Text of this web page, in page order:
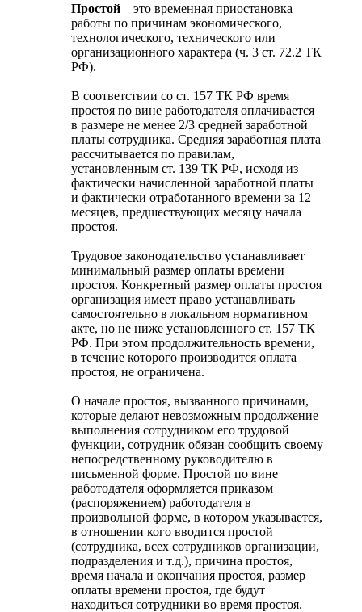
Простой – это временная приостановка
работы по причинам экономического,
технологического, технического или
организационного характера (ч. 3 ст. 72.2 ТК
РФ).
В соответствии со ст. 157 ТК РФ время
простоя по вине работодателя оплачивается
в размере не менее 2/3 средней заработной
платы сотрудника. Средняя заработная плата
рассчитывается по правилам,
установленным ст. 139 ТК РФ, исходя из
фактически начисленной заработной платы
и фактически отработанного времени за 12
месяцев, предшествующих месяцу начала
простоя.
Трудовое законодательство устанавливает
минимальный размер оплаты времени
простоя. Конкретный размер оплаты простоя
организация имеет право устанавливать
самостоятельно в локальном нормативном
акте, но не ниже установленного ст. 157 ТК
РФ. При этом продолжительность времени,
в течение которого производится оплата
простоя, не ограничена.
О начале простоя, вызванного причинами,
которые делают невозможным продолжение
выполнения сотрудником его трудовой
функции, сотрудник обязан сообщить своему
непосредственному руководителю в
письменной форме. Простой по вине
работодателя оформляется приказом
(распоряжением) работодателя в
произвольной форме, в котором указывается,
в отношении кого вводится простой
(сотрудника, всех сотрудников организации,
подразделения и т.д.), причина простоя,
время начала и окончания простоя, размер
оплаты времени простоя, где будут
находиться сотрудники во время простоя.